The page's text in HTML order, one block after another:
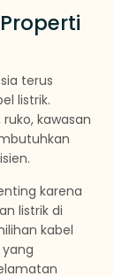
terus
listrik.
kawasan
karena
listrik di
kabel